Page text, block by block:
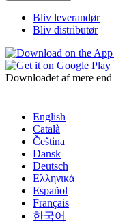
Bliv leverandør
Bliv distributør
Downloadet af mere end
English
Català
Čeština
Dansk
Deutsch
Ελληνικά
Español
Français
한국어